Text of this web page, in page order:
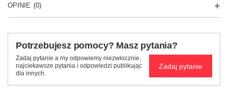
OPINIE (0)
Potrzebujesz pomocy? Masz pytania?
Zadaj pytanie a my odpowiemy niezwłocznie,
najciekawsze pytania i odpowiedzi publikując
dla innych.
Zadaj pytanie